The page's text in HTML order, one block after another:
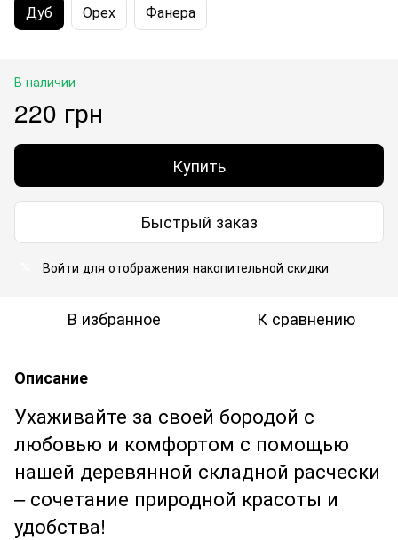
Дуб Орех Фанера
В наличии
220 грн
Купить
Быстрый заказ
Войти для отображения накопительной скидки
В избранное К сравнению
Описание
Ухаживайте за своей бородой с
любовью и комфортом с помощью
нашей деревянной складной расчески
– сочетание природной красоты и
удобства!